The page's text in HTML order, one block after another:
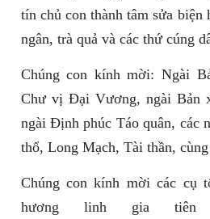
tín chủ con thành tâm sửa
ngân, trà quả và các thứ cúng
Chúng con kính mời: Ngài
Chư vị Đại Vương, ngài Bản
ngài Định phúc Táo quân, các
thổ, Long Mạch, Tài thần,
Chúng con kính mời các cụ
hương linh gia